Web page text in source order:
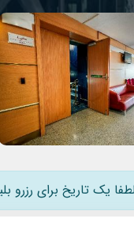
لطفا یک تاریخ برای رزرو